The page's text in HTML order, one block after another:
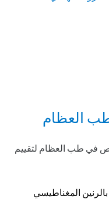
العظام
في طب العظام لتقييم
بالرنين المغناطيسي